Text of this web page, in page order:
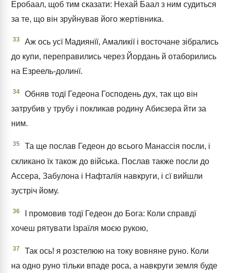
Еробаал, щоб тим сказати: Нехай Баал з ним судиться
за те, що він зруйнував його жертівника.
33
Аж ось усї Мадиянїї, Амаликії і восточане зібрались
до купи, переправились через Йордань й отаборились
на Езреель-долинї.
34
Обняв тодї Гедеона Господень дух, так що він
затрубив у трубу і покликав родину Абиєзера йти за
ним.
35
Та ще послав Гедеон до всього Манассія посли, і
скликано їх також до війська. Послав также посли до
Ассера, Забулона і Нафталїя навкруги, і сї вийшли
зустріч йому.
36
І промовив тодї Гедеон до Бога: Коли справдї
хочеш рятувати Ізраїля моєю рукою,
37
Так ось! я розстелюю на току вовняне руно. Коли
на одно руно тільки впаде роса, а навкруги земля буде